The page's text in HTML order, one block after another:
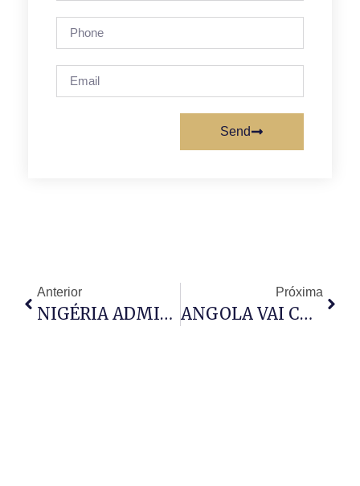
Send
Anterior
NIGÉRIA ADMITE NOVOS ATAQUES CONJUNTOS COM OS EUA
Próxima
ANGOLA VAI COBRAR 5% DE TAXA A TURISTAS